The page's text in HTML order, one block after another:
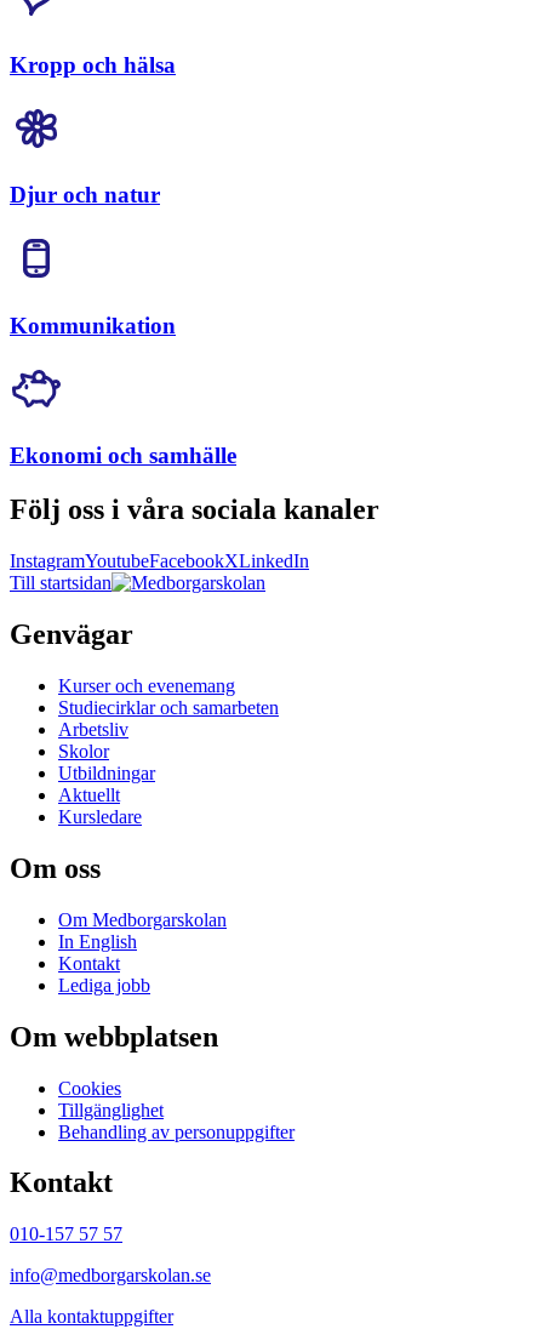
Kropp och hälsa
Djur och natur
Kommunikation
Ekonomi och samhälle
Följ oss i våra sociala kanaler
InstagramYoutubeFacebookXLinkedIn
Till startsidan
Genvägar
Kurser och evenemang
Studiecirklar och samarbeten
Arbetsliv
Skolor
Utbildningar
Aktuellt
Kursledare
Om oss
Om Medborgarskolan
In English
Kontakt
Lediga jobb
Om webbplatsen
Cookies
Tillgänglighet
Behandling av personuppgifter
Kontakt
010-157 57 57
info@medborgarskolan.se
Alla kontaktuppgifter